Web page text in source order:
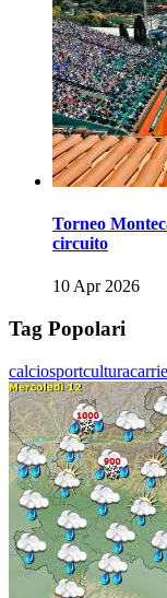
Torneo
circuito
10 Apr 2026
Tag Popolari
calciosportcultura